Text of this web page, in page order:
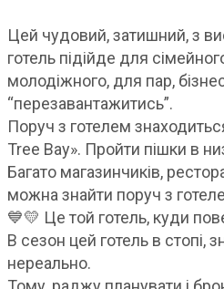
Цей чудовий, затишний, з
готель підійде для
молодіжного, для пар,
“перезавантажитись”.
Поруч з готелем
Tree Bay». Пройти пішки в
Багато магазинчиків,
можна знайти поруч з
💙💛 Це той готель, куди
В сезон цей готель в стопі,
нереально.